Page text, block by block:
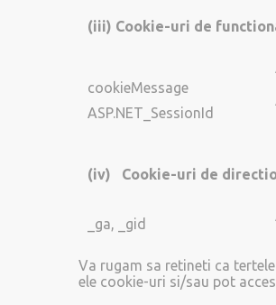
(iii) Cookie-uri de
cookieMessage
ASP.NET_SessionId
(iv) Cookie-uri de
_ga, _gid
Va rugam sa retineti ca
ele cookie-uri si/sau pot